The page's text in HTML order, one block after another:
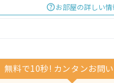
お部屋の詳しい
無料で10秒! カンタンお問